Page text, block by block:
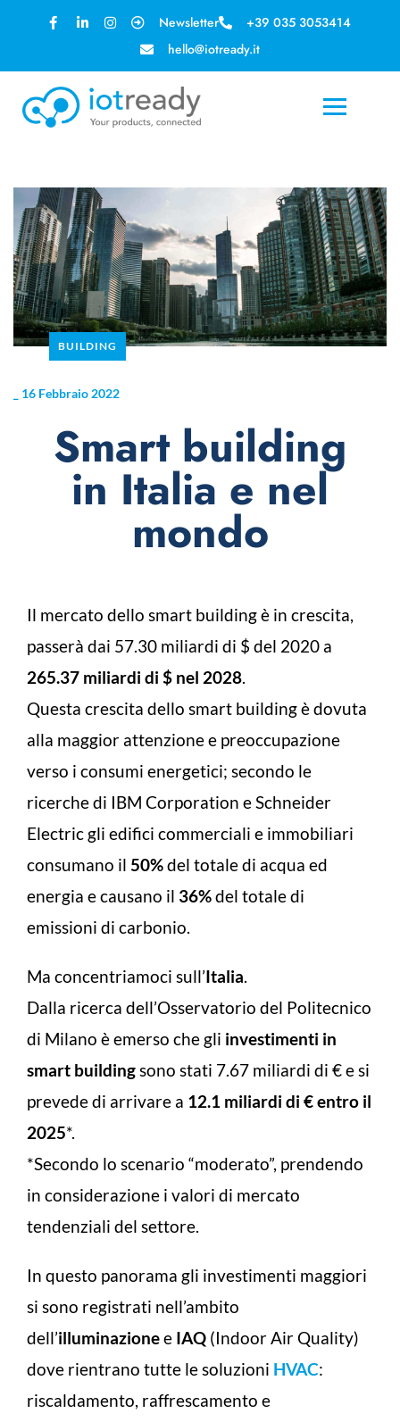
Newsletter
+39 035 3053414
hello@iotready.it
BUILDING
16 Febbraio 2022
Smart building
in Italia e nel
mondo
Il mercato dello smart building è in crescita,
passerà dai 57.30 miliardi di $ del 2020 a
265.37 miliardi di $ nel 2028.
Questa crescita dello smart building è dovuta
alla maggior attenzione e preoccupazione
verso i consumi energetici; secondo le
ricerche di IBM Corporation e Schneider
Electric gli edifici commerciali e immobiliari
consumano il 50%del totale di acqua ed
energia e causano il 36%del totale di
emissioni di carbonio.
Ma concentriamoci sull’Italia.
Dalla ricerca dell’Osservatorio del Politecnico
di Milano è emerso che gli investimenti in
smart buildingsono stati 7.67 miliardi di € e si
prevede di arrivare a 12.1 miliardi di € entro il
2025*.
*Secondo lo scenario “moderato”, prendendo
in considerazione i valori di mercato
tendenziali del settore.
In questo panorama gli investimenti maggiori
si sono registrati nell’ambito
dell’illuminazionee IAQ (Indoor Air Quality)
dove rientrano tutte le soluzioni HVAC:
riscaldamento, raffrescamento e